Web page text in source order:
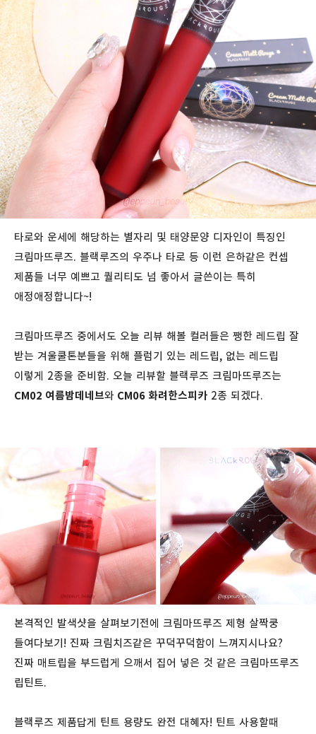
타로와 운세에 해당하는 별자리 및 태양문양 디자인이 특징인
크림마뜨루즈. 블랙루즈의 우주나 타로 등 이런 은하같은 컨셉
제품들 너무 예쁘고 퀄리티도 넘 좋아서 글쓴이는 특히
애정애정합니다~!
크림마뜨루즈 중에서도 오늘 리뷰 해볼 컬러들은 쨍한 레드립 잘
받는 겨울쿨톤분들을 위해 플럼기 있는 레드립, 없는 레드립
이렇게 2종을 준비함. 오늘 리뷰할 블랙루즈 크림마뜨루즈는
CM02 여름밤데네브와 CM06 화려한스피카 2종 되겠다.
본격적인 발색샷을 살펴보기전에 크림마뜨루즈 제형 살짝쿵
들여다보기! 진짜 크림치즈같은 꾸덕꾸덕함이 느껴지시나요?
진짜 매트립을 부드럽게 으깨서 집어 넣은 것 같은 크림마뜨루즈
립틴트.
블랙루즈 제품답게 틴트 용량도 완전 대혜자! 틴트 사용할때